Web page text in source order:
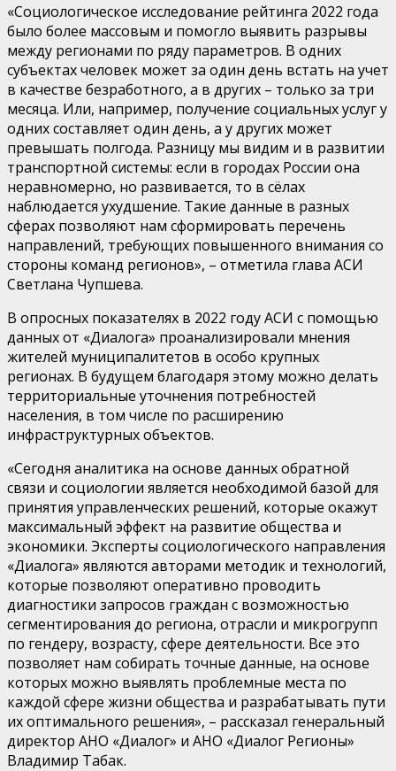
«Социологическое исследование рейтинга 2022 года
было более массовым и помогло выявить разрывы
между регионами по ряду параметров. В одних
субъектах человек может за один день встать на учет
в качестве безработного, а в других – только за три
месяца. Или, например, получение социальных услуг у
одних составляет один день, а у других может
превышать полгода. Разницу мы видим и в развитии
транспортной системы: если в городах России она
неравномерно, но развивается, то в сёлах
наблюдается ухудшение. Такие данные в разных
сферах позволяют нам сформировать перечень
направлений, требующих повышенного внимания со
стороны команд регионов», – отметила глава АСИ
Светлана Чупшева.
В опросных показателях в 2022 году АСИ с помощью
данных от «Диалога» проанализировали мнения
жителей муниципалитетов в особо крупных
регионах. В будущем благодаря этому можно делать
территориальные уточнения потребностей
населения, в том числе по расширению
инфраструктурных объектов.
«Сегодня аналитика на основе данных обратной
связи и социологии является необходимой базой для
принятия управленческих решений, которые окажут
максимальный эффект на развитие общества и
экономики. Эксперты социологического направления
«Диалога» являются авторами методик и технологий,
которые позволяют оперативно проводить
диагностики запросов граждан с возможностью
сегментирования до региона, отрасли и микрогрупп
по гендеру, возрасту, сфере деятельности. Все это
позволяет нам собирать точные данные, на основе
которых можно выявлять проблемные места по
каждой сфере жизни общества и разрабатывать пути
их оптимального решения», – рассказал генеральный
директор АНО «Диалог» и АНО «Диалог Регионы»
Владимир Табак.